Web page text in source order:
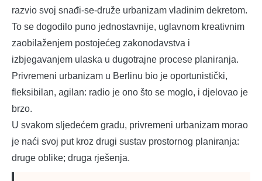
razvio svoj snađi-se-druže urbanizam vladinim dekretom.
To se dogodilo puno jednostavnije, uglavnom kreativnim
zaobilaženjem postojećeg zakonodavstva i
izbjegavanjem ulaska u dugotrajne procese planiranja.
Privremeni urbanizam u Berlinu bio je oportunistički,
fleksibilan, agilan: radio je ono što se moglo, i djelovao je
brzo.
U svakom sljedećem gradu, privremeni urbanizam morao
je naći svoj put kroz drugi sustav prostornog planiranja:
druge oblike; druga rješenja.